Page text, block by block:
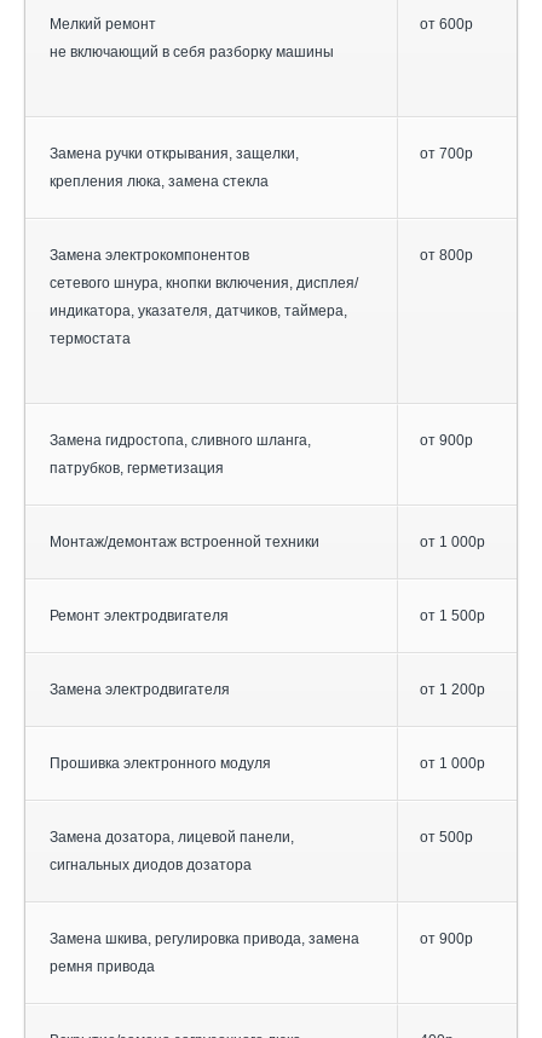
Мелкий ремонт
не включающий в себя разборку машины
от 600р
Замена ручки открывания, защелки,
крепления люка, замена стекла
от 700р
Замена электрокомпонентов
сетевого шнура, кнопки включения, дисплея/
индикатора, указателя, датчиков, таймера,
термостата
от 800р
Замена гидростопа, сливного шланга,
патрубков, герметизация
от 900р
Монтаж/демонтаж встроенной техники от 1 000р
Ремонт электродвигателя от 1 500р
Замена электродвигателя от 1 200р
Прошивка электронного модуля от 1 000р
Замена дозатора, лицевой панели,
сигнальных диодов дозатора
от 500р
Замена шкива, регулировка привода, замена
ремня привода
от 900р